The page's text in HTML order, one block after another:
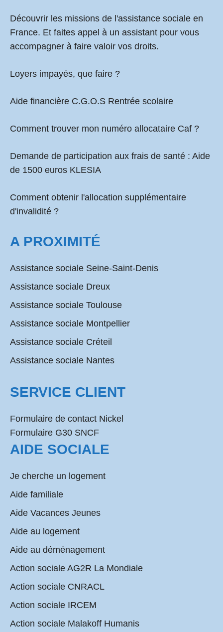
Découvrir les missions de l'assistance sociale en
France. Et faites appel à un assistant pour vous
accompagner à faire valoir vos droits.
Loyers impayés, que faire ?
Aide financière C.G.O.S Rentrée scolaire
Comment trouver mon numéro allocataire Caf ?
Demande de participation aux frais de santé : Aide
de 1500 euros KLESIA
Comment obtenir l'allocation supplémentaire
d'invalidité ?
A PROXIMITÉ
Assistance sociale Seine-Saint-Denis
Assistance sociale Dreux
Assistance sociale Toulouse
Assistance sociale Montpellier
Assistance sociale Créteil
Assistance sociale Nantes
SERVICE CLIENT
Formulaire de contact Nickel
Formulaire G30 SNCF
AIDE SOCIALE
Je cherche un logement
Aide familiale
Aide Vacances Jeunes
Aide au logement
Aide au déménagement
Action sociale AG2R La Mondiale
Action sociale CNRACL
Action sociale IRCEM
Action sociale Malakoff Humanis